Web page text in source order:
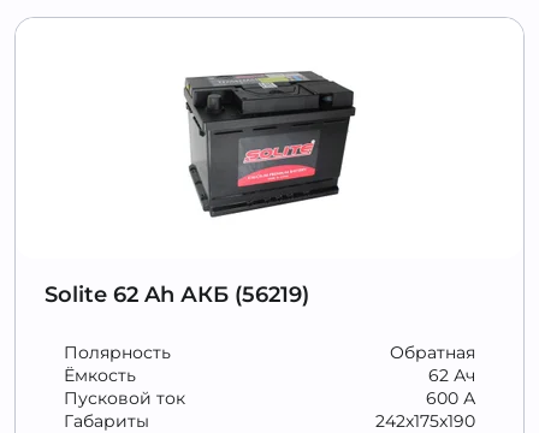
Solite 62 Ah АКБ (56219)
Обратная
Полярность
62 Ач
Ёмкость
600 А
Пусковой ток
242x175x190
Габариты